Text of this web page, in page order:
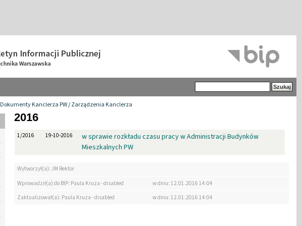
Dokumenty Kanclerza PW/Zarządzenia Kanclerza
2016
1/2016 19-10-2016
w sprawie rozkładu czasu pracy w Administracji Budynków
Mieszkalnych PW
Wytworzył(a): JM Rektor
Wprowadził(a) do BIP: Paula Kruza - disabled
w dniu: 12.01.2016 14:04
Zaktualizował(a): Paula Kruza - disabled
w dniu: 12.01.2016 14:04